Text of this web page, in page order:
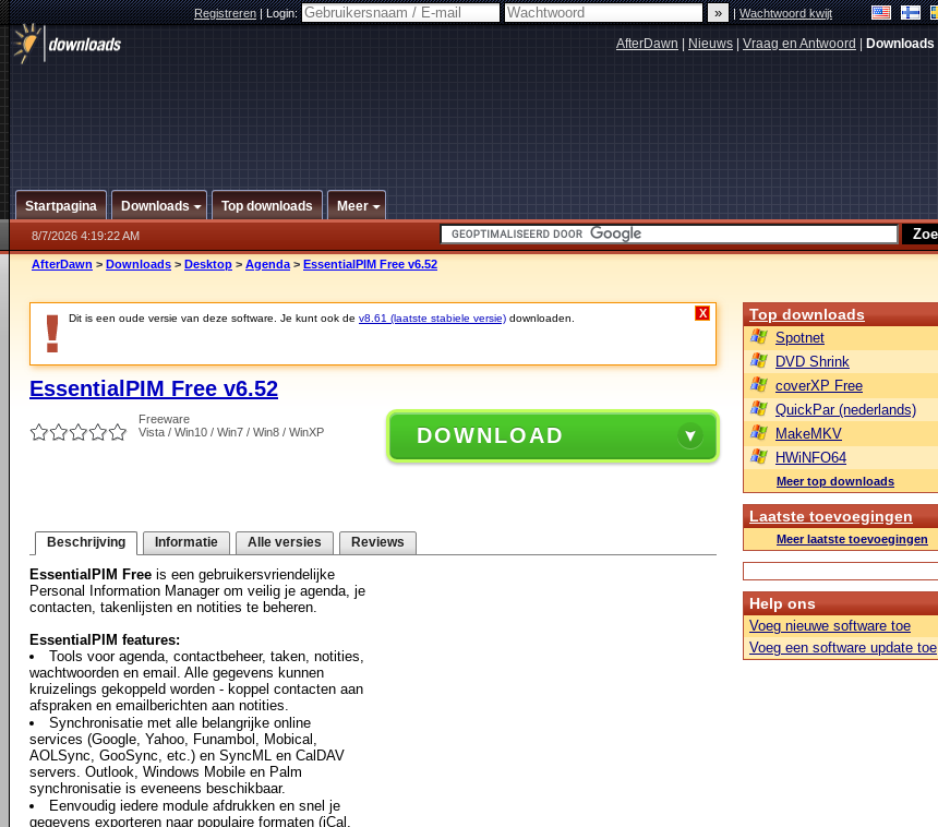
Registreren|Login: |Wachtwoord kwijt
AfterDawn Nieuws Vraag en Antwoord Downloads
Startpagina Downloads Top downloads Meer
8/7/2026 4:19:22 AM
AfterDawn > Downloads > Desktop > Agenda > EssentialPIM Free v6.52
Dit is een oude versie van deze software. Je kunt ook de v8.61 (laatste stabiele versie) downloaden. X
EssentialPIM Free v6.52
Freeware
Vista / Win10 / Win7 / Win8 / WinXP
DOWNLOAD
Beschrijving Informatie Alle versies Reviews
EssentialPIM Free is een gebruikersvriendelijke
Personal Information Manager om veilig je agenda, je
contacten, takenlijsten en notities te beheren.
EssentialPIM features:
Tools voor agenda, contactbeheer, taken, notities,
wachtwoorden en email. Alle gegevens kunnen
kruizelings gekoppeld worden - koppel contacten aan
afspraken en emailberichten aan notities.
Synchronisatie met alle belangrijke online
services (Google, Yahoo, Funambol, Mobical,
AOLSync, GooSync, etc.) en SyncML en CalDAV
servers. Outlook, Windows Mobile en Palm
synchronisatie is eveneens beschikbaar.
Eenvoudig iedere module afdrukken en snel je
gegevens exporteren naar populaire formaten (iCal,
Top downloads
Spotnet
DVD Shrink
coverXP Free
QuickPar (nederlands)
MakeMKV
HWiNFO64
Meer top downloads
Laatste toevoegingen
Meer laatste toevoegingen
Help ons
Voeg nieuwe software toe
Voeg een software update toe